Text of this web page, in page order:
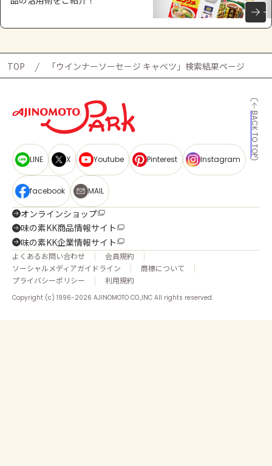
TOP 「ウインナーソーセージ キャベツ」検索結果ページ
BACK TO TOP
LINE X Youtube Pinterest Instagram
facebook MAIL
オンラインショップ
味の素KK商品情報サイト
味の素KK企業情報サイト
よくあるお問い合わせ
会員規約
ソーシャルメディアガイドライン
商標について
プライバシーポリシー
利用規約
Copyright (c) 1996-2026 AJINOMOTO CO.,INC All rights reserved.